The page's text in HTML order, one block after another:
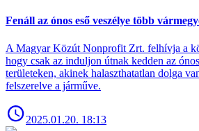
Fenáll az ónos eső veszélye több
A Magyar Közút Nonprofit Zrt. felhívja a
hogy csak az induljon útnak kedden az
területeken, akinek halaszthatatlan dolga
felszerelve a járműve.
2025.01.20. 18:13